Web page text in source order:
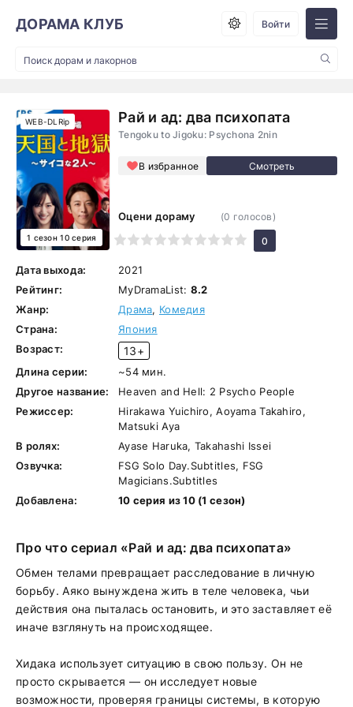
ДОРАМА КЛУБ Войти
Рай и ад: два психопата
Tengoku to Jigoku: Psychona 2nin
В избранное
WEB-DLRip
1 сезон 10 серия
Оцени дораму
1
2 3 4 5 7 8 9 10
(0 голосов)
0
Дата выхода:
2021
Рейтинг:
MyDramaList: 8.2
Жанр:
Драма, Комедия
Страна:
Япония
Возраст:
13+
Длина серии:
~54 мин.
Другое название:
Heaven and Hell: 2 Psycho People
Режиссер:
Hirakawa Yuichiro, Aoyama Takahiro,
Matsuki Aya
В ролях:
Ayase Haruka, Takahashi Issei
Озвучка:
FSG Solo Day.Subtitles, FSG
Magicians.Subtitles
Добавлена:
10 серия из 10 (1 сезон)
Про что сериал «Рай и ад: два психопата»
Обмен телами превращает расследование в личную
борьбу. Аяко вынуждена жить в теле человека, чьи
действия она пыталась остановить, и это заставляет её
иначе взглянуть на происходящее.
Хидака использует ситуацию в свою пользу. Он не
просто скрывается — он исследует новые
возможности, проверяя границы системы, в которую